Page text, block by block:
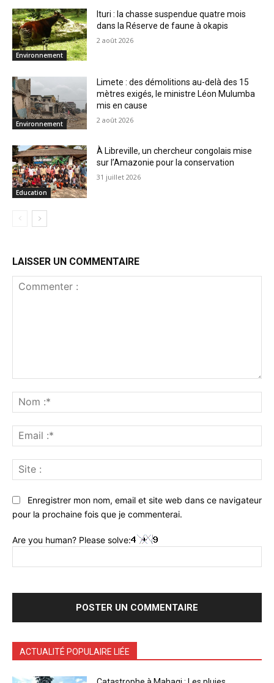
Environnement
Ituri : la chasse suspendue quatre mois
dans la Réserve de faune à okapis
2 août 2026
Environnement
Limete : des démolitions au-delà des 15
mètres exigés, le ministre Léon Mulumba
mis en cause
2 août 2026
Education
À Libreville, un chercheur congolais mise
sur l’Amazonie pour la conservation
31 juillet 2026
LAISSER UN COMMENTAIRE
:*
:*
:
Enregistrer mon nom, email et site web dans ce navigateur
pour la prochaine fois que je commenterai.
Are you human? Please solve:
ACTUALITÉ POPULAIRE LIÉE